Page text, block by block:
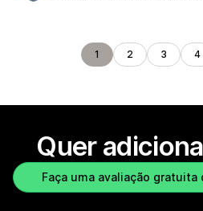
1 2 3 4
Quer
Faça uma avaliação gratuita